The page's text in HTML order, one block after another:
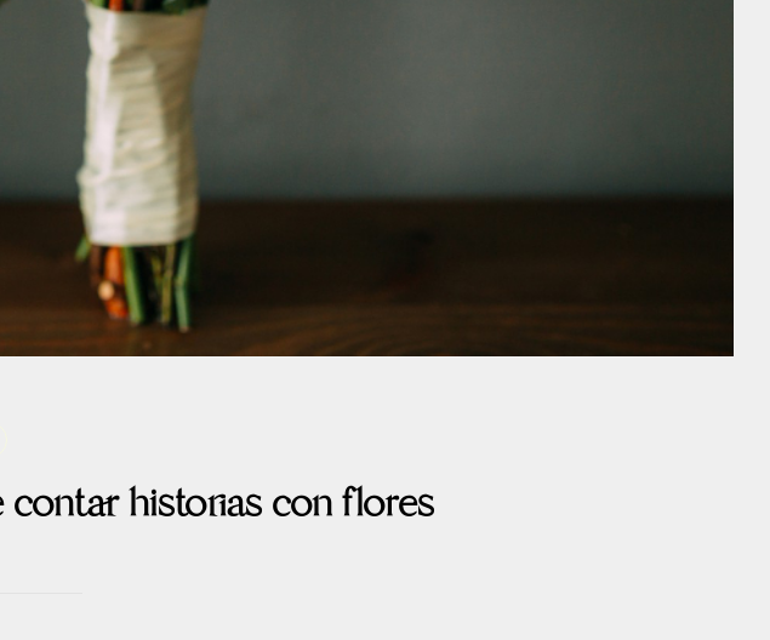
historias con flores